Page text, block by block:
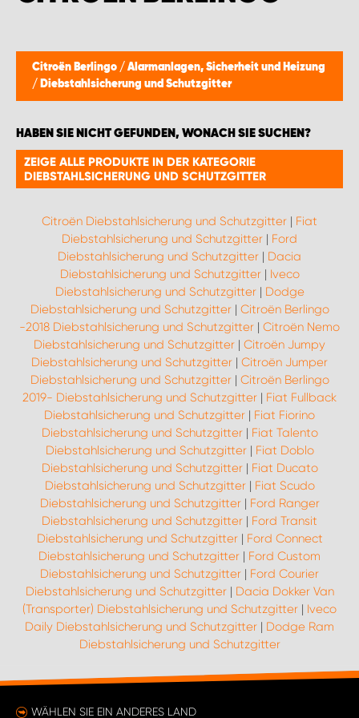
Citroën Berlingo / Alarmanlagen, Sicherheit und Heizung
/ Diebstahlsicherung und Schutzgitter
HABEN SIE NICHT GEFUNDEN, WONACH SIE SUCHEN?
ZEIGE ALLE PRODUKTE IN DER KATEGORIE
DIEBSTAHLSICHERUNG UND SCHUTZGITTER
Citroën Diebstahlsicherung und Schutzgitter | Fiat
Diebstahlsicherung und Schutzgitter | Ford
Diebstahlsicherung und Schutzgitter | Dacia
Diebstahlsicherung und Schutzgitter| Iveco
Diebstahlsicherung und Schutzgitter| Dodge
Diebstahlsicherung und Schutzgitter| Citroën Berlingo
-2018 Diebstahlsicherung und Schutzgitter | Citroën Nemo
Diebstahlsicherung und Schutzgitter | Citroën Jumpy
Diebstahlsicherung und Schutzgitter | Citroën Jumper
Diebstahlsicherung und Schutzgitter| Citroën Berlingo
2019- Diebstahlsicherung und Schutzgitter | Fiat Fullback
Diebstahlsicherung und Schutzgitter | Fiat Fiorino
Diebstahlsicherung und Schutzgitter| Fiat Talento
Diebstahlsicherung und Schutzgitter| Fiat Doblo
Diebstahlsicherung und Schutzgitter| Fiat Ducato
Diebstahlsicherung und Schutzgitter| Fiat Scudo
Diebstahlsicherung und Schutzgitter| Ford Ranger
Diebstahlsicherung und Schutzgitter | Ford Transit
Diebstahlsicherung und Schutzgitter| Ford Connect
Diebstahlsicherung und Schutzgitter | Ford Custom
Diebstahlsicherung und Schutzgitter | Ford Courier
Diebstahlsicherung und Schutzgitter| Dacia Dokker Van
(Transporter) Diebstahlsicherung und Schutzgitter | Iveco
Daily Diebstahlsicherung und Schutzgitter | Dodge Ram
Diebstahlsicherung und Schutzgitter
WÄHLEN SIE EIN ANDERES LAND